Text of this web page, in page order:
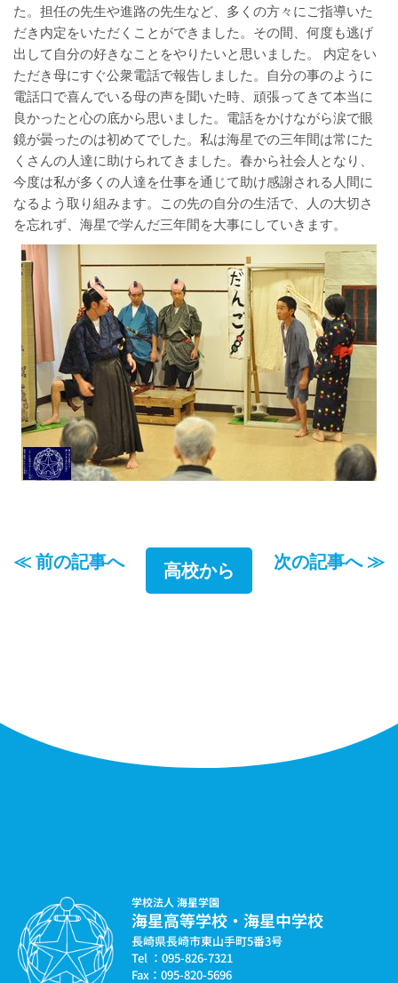
た。担任の先生や進路の先生など、多くの方々にご指導いた
だき内定をいただくことができました。その間、何度も逃げ
出して自分の好きなことをやりたいと思いました。 内定をい
ただき母にすぐ公衆電話で報告しました。自分の事のように
電話口で喜んでいる母の声を聞いた時、頑張ってきて本当に
良かったと心の底から思いました。電話をかけながら涙で眼
鏡が曇ったのは初めてでした。私は海星での三年間は常にた
くさんの人達に助けられてきました。春から社会人となり、
今度は私が多くの人達を仕事を通じて助け感謝される人間に
なるよう取り組みます。この先の自分の生活で、人の大切さ
を忘れず、海星で学んだ三年間を大事にしていきます。
≪ 前の記事へ 高校から 次の記事へ ≫
学校法人 海星学園
海星高等学校・海星中学校
長崎県長崎市東山手町5番3号
Tel ：095-826-7321
Fax：095-820-5696